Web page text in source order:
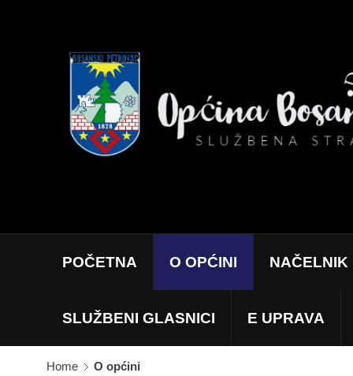
POČETNA O OPĆINI NAČELNIK
SLUŽBENI GLASNICI E UPRAVA
Home O općini